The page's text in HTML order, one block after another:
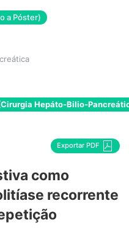
a Póster)
Hepáto-Bilio-
Exportar PDF
como
recorrente